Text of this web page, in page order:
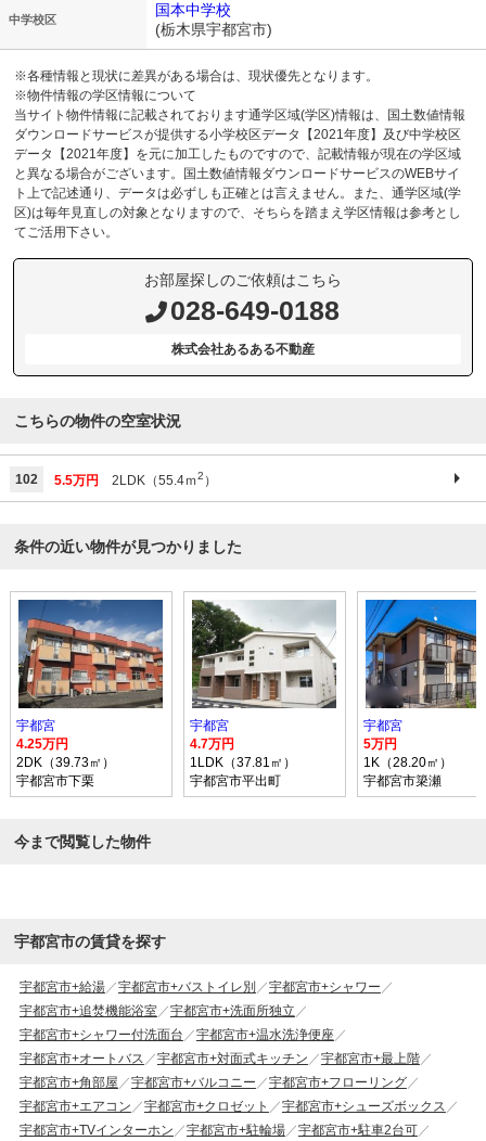
中学校区
国本中学校
(栃木県宇都宮市)
※各種情報と現状に差異がある場合は、現状優先となります。
※物件情報の学区情報について
当サイト物件情報に記載されております通学区域(学区)情報は、国土数値情報
ダウンロードサービスが提供する小学校区データ【2021年度】及び中学校区
データ【2021年度】を元に加工したものですので、記載情報が現在の学区域
と異なる場合がございます。国土数値情報ダウンロードサービスのWEBサイ
ト上で記述通り、データは必ずしも正確とは言えません。また、通学区域(学
区)は毎年見直しの対象となりますので、そちらを踏まえ学区情報は参考とし
てご活用下さい。
お部屋探しのご依頼はこちら
028-649-0188
株式会社あるある不動産
こちらの物件の空室状況
102 5.5万円 2LDK（55.4ｍ2 ）
条件の近い物件が見つかりました
宇都宮
4.25万円
2DK（39.73㎡）
宇都宮市下栗
宇都宮
4.7万円
1LDK（37.81㎡）
宇都宮市平出町
宇都宮
5万円
1K（28.20㎡）
宇都宮市簗瀬
今まで閲覧した物件
宇都宮市の賃貸を探す
宇都宮市+給湯 宇都宮市+バストイレ別
宇都宮市+シャワー
宇都宮市+追焚機能浴室
宇都宮市+洗面所独立
宇都宮市+シャワー付洗面台
宇都宮市+温水洗浄便座
宇都宮市+オートバス
宇都宮市+対面式キッチン
宇都宮市+最上階
宇都宮市+角部屋
宇都宮市+バルコニー
宇都宮市+フローリング
宇都宮市+エアコン
宇都宮市+クロゼット
宇都宮市+シューズボックス
宇都宮市+TVインターホン
宇都宮市+駐輪場
宇都宮市+駐車2台可